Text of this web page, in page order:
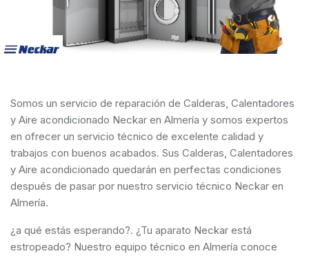
Somos un servicio de reparación de Calderas, Calentadores
y Aire acondicionado Neckar en Almería y somos expertos
en ofrecer un servicio técnico de excelente calidad y
trabajos con buenos acabados. Sus Calderas, Calentadores
y Aire acondicionado quedarán en perfectas condiciones
después de pasar por nuestro servicio técnico Neckar en
Almería.
¿a qué estás esperando?. ¿Tu aparato Neckar está
estropeado? Nuestro equipo técnico en Almería conoce